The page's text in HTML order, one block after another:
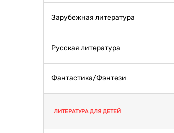
Зарубежная литература
Русская литература
Фантастика/Фэнтези
ЛИТЕРАТУРА ДЛЯ ДЕТЕЙ